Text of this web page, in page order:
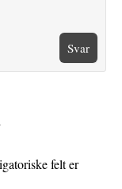
Svar
felt er